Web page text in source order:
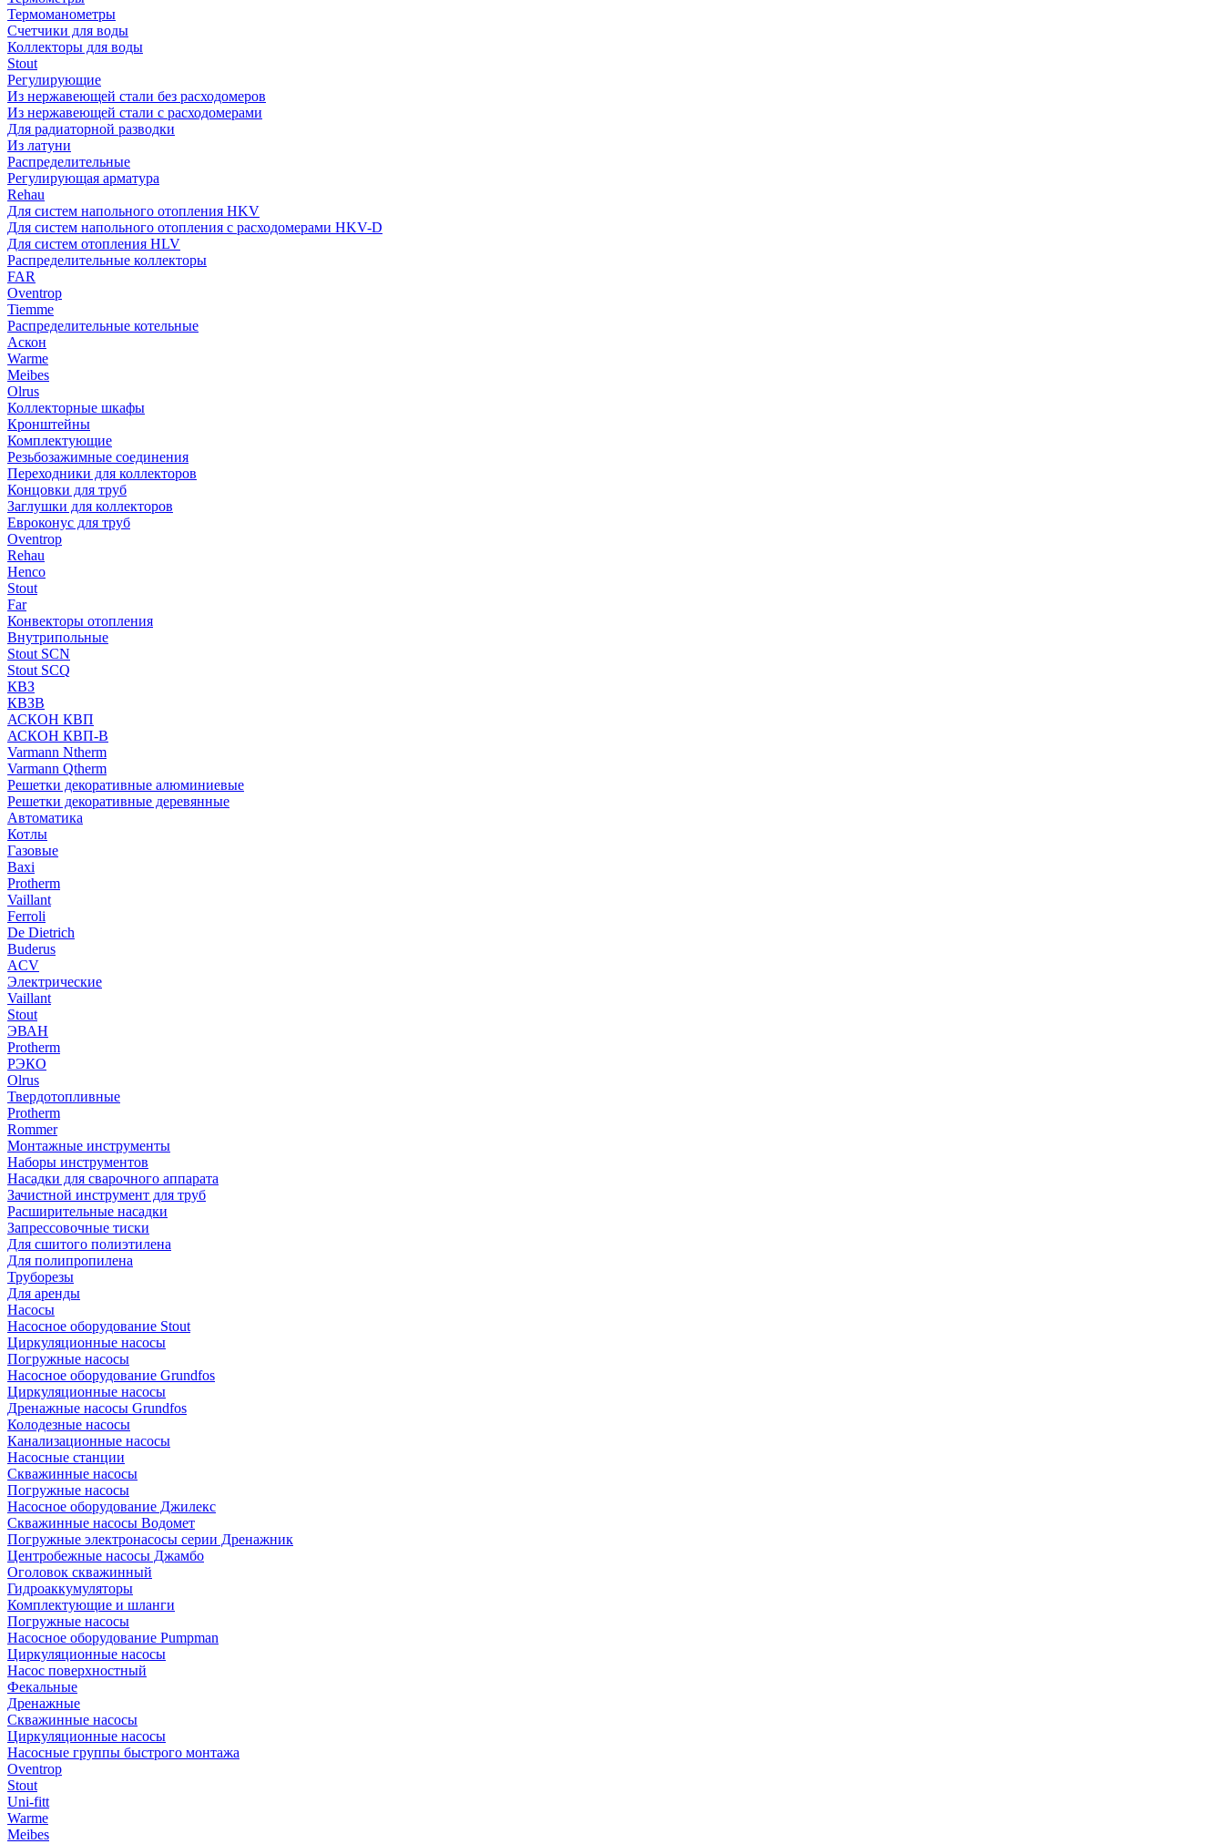
Термоманометры
Счетчики для воды
Коллекторы для воды
Stout
Регулирующие
Из нержавеющей стали без расходомеров
Из нержавеющей стали с расходомерами
Для радиаторной разводки
Из латуни
Распределительные
Регулирующая арматура
Rehau
Для систем напольного отопления HKV
Для систем напольного отопления с расходомерами HKV-D
Для систем отопления HLV
Распределительные коллекторы
FAR
Oventrop
Tiemme
Распределительные котельные
Аскон
Warme
Meibes
Olrus
Коллекторные шкафы
Кронштейны
Комплектующие
Резьбозажимные соединения
Переходники для коллекторов
Концовки для труб
Заглушки для коллекторов
Евроконус для труб
Oventrop
Rehau
Henco
Stout
Far
Конвекторы отопления
Внутрипольные
Stout SCN
Stout SCQ
КВЗ
КВЗВ
АСКОН КВП
АСКОН КВП-В
Varmann Ntherm
Varmann Qtherm
Решетки декоративные алюминиевые
Решетки декоративные деревянные
Автоматика
Котлы
Газовые
Baxi
Protherm
Vaillant
Ferroli
De Dietrich
Buderus
ACV
Электрические
Vaillant
Stout
ЭВАН
Protherm
РЭКО
Olrus
Твердотопливные
Protherm
Rommer
Монтажные инструменты
Наборы инструментов
Насадки для сварочного аппарата
Зачистной инструмент для труб
Расширительные насадки
Запрессовочные тиски
Для сшитого полиэтилена
Для полипропилена
Труборезы
Для аренды
Насосы
Насосное оборудование Stout
Циркуляционные насосы
Погружные насосы
Насосное оборудование Grundfos
Циркуляционные насосы
Дренажные насосы Grundfos
Колодезные насосы
Канализационные насосы
Насосные станции
Скважинные насосы
Погружные насосы
Насосное оборудование Джилекс
Скважинные насосы Водомет
Погружные электронасосы серии Дренажник
Центробежные насосы Джамбо
Оголовок скважинный
Гидроаккумуляторы
Комплектующие и шланги
Погружные насосы
Насосное оборудование Pumpman
Циркуляционные насосы
Насос поверхностный
Фекальные
Дренажные
Скважинные насосы
Циркуляционные насосы
Насосные группы быстрого монтажа
Oventrop
Stout
Uni-fitt
Warme
Meibes